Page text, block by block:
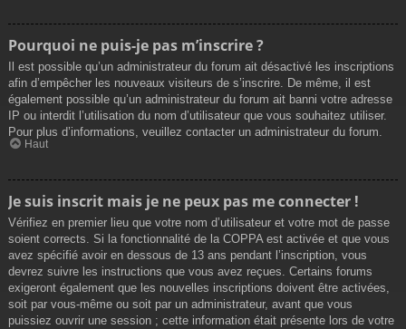
Pourquoi ne puis-je pas m’inscrire ?
Il est possible qu’un administrateur du forum ait désactivé les inscriptions
afin d’empêcher les nouveaux visiteurs de s’inscrire. De même, il est
également possible qu’un administrateur du forum ait banni votre adresse
IP ou interdit l’utilisation du nom d’utilisateur que vous souhaitez utiliser.
Pour plus d’informations, veuillez contacter un administrateur du forum.
Haut
Je suis inscrit mais je ne peux pas me connecter !
Vérifiez en premier lieu que votre nom d’utilisateur et votre mot de passe
soient corrects. Si la fonctionnalité de la COPPA est activée et que vous
avez spécifié avoir en dessous de 13 ans pendant l’inscription, vous
devrez suivre les instructions que vous avez reçues. Certains forums
exigeront également que les nouvelles inscriptions doivent être activées,
soit par vous-même ou soit par un administrateur, avant que vous
puissiez ouvrir une session ; cette information était présente lors de votre